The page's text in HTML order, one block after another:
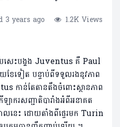
3 years ago
1.2K Views
លឹបសេះបង្គង Juventus គឺ Paul
ែទៀត បន្ទាប់ពីទទួលរងនូវភាព
កាន់តែតានតឹងចំពោះស្ថានភាព
ាករសញ្ជាតិបារាំងអំពីអនាគត
លនេះ ដោយតាំងពីផ្ទេរមក Turin